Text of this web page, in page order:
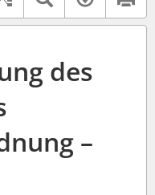
des
–